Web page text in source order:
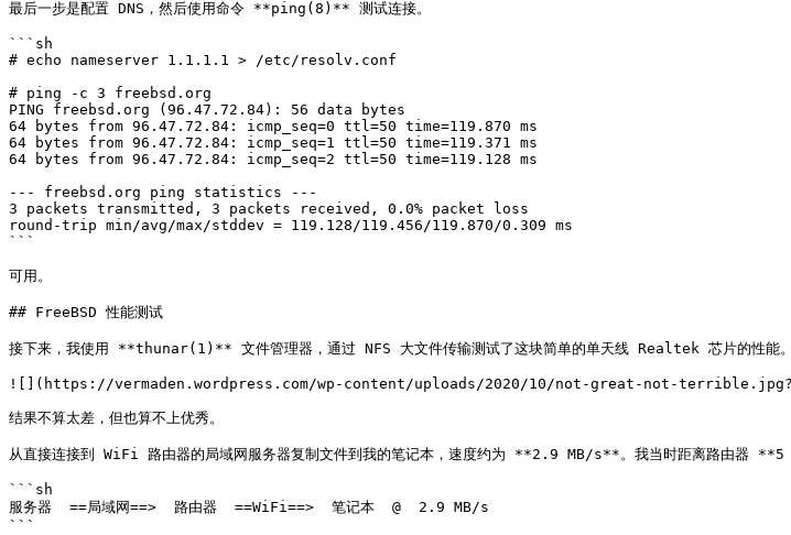
最后一步是配置 DNS，然后使用命令 **ping(8)** 测试连接。
```sh
# echo nameserver 1.1.1.1 > /etc/resolv.conf
# ping -c 3 freebsd.org
PING freebsd.org (96.47.72.84): 56 data bytes
64 bytes from 96.47.72.84: icmp_seq=0 ttl=50 time=119.870 ms
64 bytes from 96.47.72.84: icmp_seq=1 ttl=50 time=119.371 ms
64 bytes from 96.47.72.84: icmp_seq=2 ttl=50 time=119.128 ms
--- freebsd.org ping statistics ---
3 packets transmitted, 3 packets received, 0.0% packet loss
round-trip min/avg/max/stddev = 119.128/119.456/119.870/0.309 ms
```
可用。
## FreeBSD 性能测试
接下来，我使用 **thunar(1)** 文件管理器，通过 NFS 大文件传输测试了这块简单的单天线 Realtek 芯片的性能。
![](https://vermaden.wordpress.com/wp-content/uploads/2020/10/not-great-not-
结果不算太差，但也算不上优秀。
从直接连接到 WiFi 路由器的局域网服务器复制文件到我的笔记本，速度约为 **2.9 MB/s**。我当时距离路由器 **5
```sh
服务器  ==局域网==>  路由器  ==WiFi==>  笔记本  @  2.9 MB/s
```